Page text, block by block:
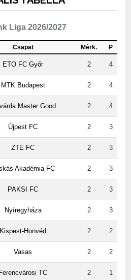
Liga 2026/2027
Csapat Mérk. P
ETO FC Győr 2 4
MTK Budapest 2 4
Master Good 2 4
Újpest FC 2 3
ZTE FC 2 3
Akadémia FC 2 3
PAKSI FC 2 3
Nyíregyháza 2 3
Kispest-Honvéd 2 2
Vasas 2 2
Ferencvárosi TC 2 1